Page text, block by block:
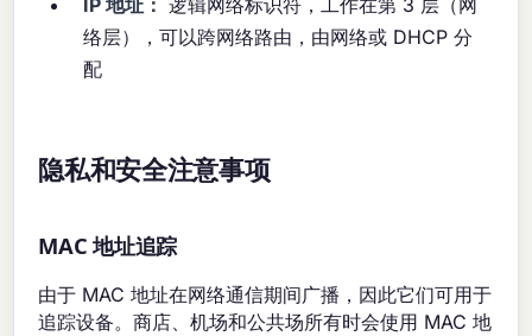
IP 地址： 逻辑网络标识符，工作在第 3 层（网
络层），可以跨网络路由，由网络或 DHCP 分
配
隐私和安全注意事项
MAC 地址追踪
由于 MAC 地址在网络通信期间广播，因此它们可用于
追踪设备。商店、机场和公共场所有时会使用 MAC 地